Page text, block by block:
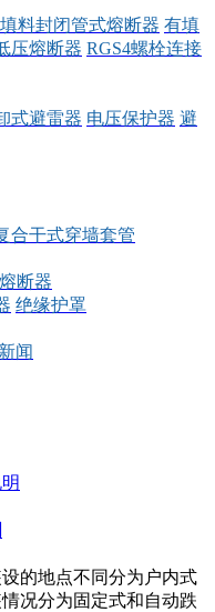
料封闭管式熔断器 有填
压熔断器 RGS4螺栓连接
式避雷器 电压保护器 避
合干式穿墙套管
断器
绝缘护罩
闻
的地点不同分为户内式
况分为固定式和自动跌